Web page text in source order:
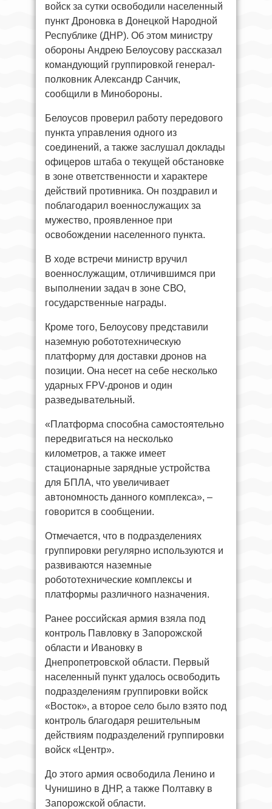
войск за сутки освободили населенный
пункт Дроновка в Донецкой Народной
Республике (ДНР). Об этом министру
обороны Андрею Белоусову рассказал
командующий группировкой генерал-
полковник Александр Санчик,
сообщили в Минобороны.
Белоусов проверил работу передового
пункта управления одного из
соединений, а также заслушал доклады
офицеров штаба о текущей обстановке
в зоне ответственности и характере
действий противника. Он поздравил и
поблагодарил военнослужащих за
мужество, проявленное при
освобождении населенного пункта.
В ходе встречи министр вручил
военнослужащим, отличившимся при
выполнении задач в зоне СВО,
государственные награды.
Кроме того, Белоусову представили
наземную робототехническую
платформу для доставки дронов на
позиции. Она несет на себе несколько
ударных FPV-дронов и один
разведывательный.
«Платформа способна самостоятельно
передвигаться на несколько
километров, а также имеет
стационарные зарядные устройства
для БПЛА, что увеличивает
автономность данного комплекса», –
говорится в сообщении.
Отмечается, что в подразделениях
группировки регулярно используются и
развиваются наземные
робототехнические комплексы и
платформы различного назначения.
Ранее российская армия взяла под
контроль Павловку в Запорожской
области и Ивановку в
Днепропетровской области. Первый
населенный пункт удалось освободить
подразделениям группировки войск
«Восток», а второе село было взято под
контроль благодаря решительным
действиям подразделений группировки
войск «Центр».
До этого армия освободила Ленино и
Чунишино в ДНР, а также Полтавку в
Запорожской области.